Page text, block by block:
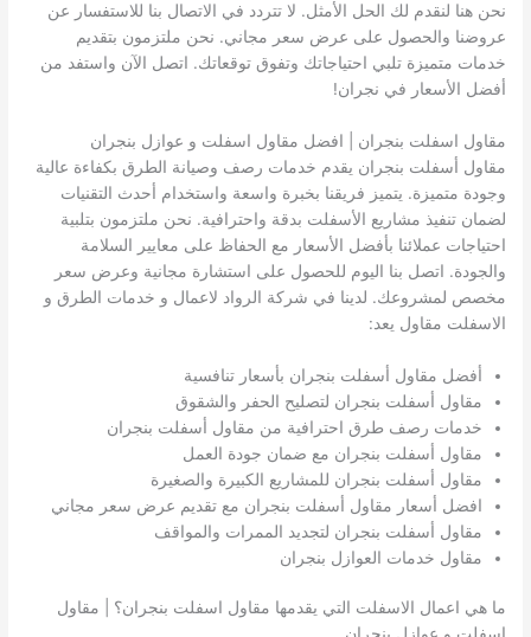
نحن هنا لنقدم لك الحل الأمثل. لا تتردد في الاتصال بنا للاستفسار عن
عروضنا والحصول على عرض سعر مجاني. نحن ملتزمون بتقديم
خدمات متميزة تلبي احتياجاتك وتفوق توقعاتك. اتصل الآن واستفد من
أفضل الأسعار في نجران!
مقاول اسفلت بنجران | افضل مقاول اسفلت و عوازل بنجران
مقاول أسفلت بنجران يقدم خدمات رصف وصيانة الطرق بكفاءة عالية
وجودة متميزة. يتميز فريقنا بخبرة واسعة واستخدام أحدث التقنيات
لضمان تنفيذ مشاريع الأسفلت بدقة واحترافية. نحن ملتزمون بتلبية
احتياجات عملائنا بأفضل الأسعار مع الحفاظ على معايير السلامة
والجودة. اتصل بنا اليوم للحصول على استشارة مجانية وعرض سعر
مخصص لمشروعك. لدينا في شركة الرواد لاعمال و خدمات الطرق و
الاسفلت مقاول يعد:
أفضل مقاول أسفلت بنجران بأسعار تنافسية
مقاول أسفلت بنجران لتصليح الحفر والشقوق
خدمات رصف طرق احترافية من مقاول أسفلت بنجران
مقاول أسفلت بنجران مع ضمان جودة العمل
مقاول أسفلت بنجران للمشاريع الكبيرة والصغيرة
افضل أسعار مقاول أسفلت بنجران مع تقديم عرض سعر مجاني
مقاول أسفلت بنجران لتجديد الممرات والمواقف
مقاول خدمات العوازل بنجران
ما هي اعمال الاسفلت التي يقدمها مقاول اسفلت بنجران؟ | مقاول